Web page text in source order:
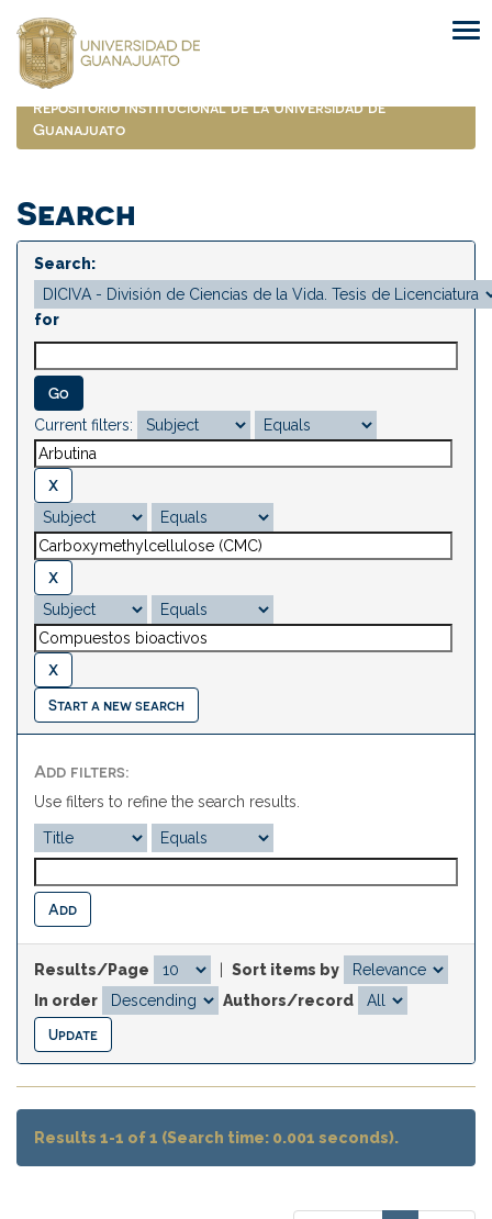
navigation
Repositorio Institucional de la Universidad de
Guanajuato
Search
Search:
for
Current filters:
Start a new search
Add filters:
Use filters to refine the search results.
Results/Page
Sort items by
In order
Authors/record
Results 1-1 of 1 (Search time: 0.001 seconds).